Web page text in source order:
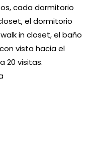
cada dormitorio
el dormitorio
in closet, el baño
vista hacia el
20 visitas.